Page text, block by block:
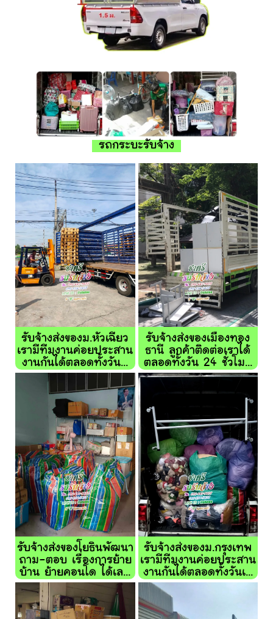
รถกระบะรับจ้าง
รับจ้างส่งของม.หัวเฉียว
เรามีทีมงานค่อยประสาน
งานกันได้ตลอดทั้งวัน...
รับจ้างส่งของเมืองทอง
ธานี ลูกค้าติดต่อเราได้
ตลอดทั้งวัน 24 ชั่วโม...
รับจ้างส่งของโยธินพัฒนา
ถาม-ตอบ เรื่องการย้าย
บ้าน ย้ายคอนโด ได้เล...
รับจ้างส่งของม.กรุงเทพ
เรามีทีมงานค่อยประสาน
งานกันได้ตลอดทั้งวันเ...